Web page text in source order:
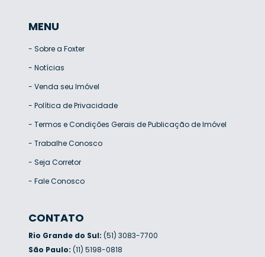
MENU
- Sobre a Foxter
- Notícias
- Venda seu Imóvel
- Política de Privacidade
- Termos e Condições Gerais de Publicação de Imóvel
- Trabalhe Conosco
- Seja Corretor
- Fale Conosco
CONTATO
Rio Grande do Sul: (51) 3083-7700
São Paulo: (11) 5198-0818